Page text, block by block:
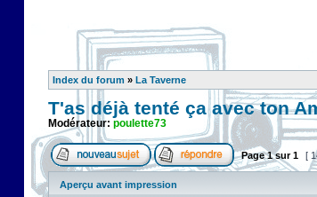
Index du forum » La Taverne
T'as déjà tenté ça avec ton
Modérateur: poulette73
Page1sur1 [
Aperçu avant impression